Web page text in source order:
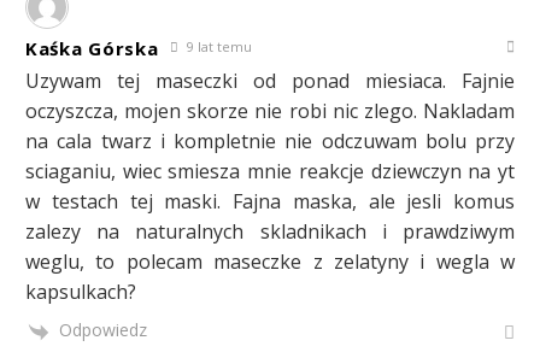
Kaśka Górska 9 lat temu
Uzywam tej maseczki od ponad miesiaca. Fajnie
oczyszcza, mojen skorze nie robi nic zlego. Nakladam
na cala twarz i kompletnie nie odczuwam bolu przy
sciaganiu, wiec smiesza mnie reakcje dziewczyn na yt
w testach tej maski. Fajna maska, ale jesli komus
zalezy na naturalnych skladnikach i prawdziwym
weglu, to polecam maseczke z zelatyny i wegla w
kapsulkach?
Odpowiedz